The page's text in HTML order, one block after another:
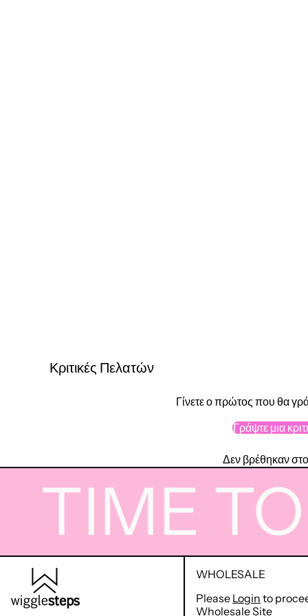
Κριτικές Πελατών
Γίνετε ο πρώτος που θα
Γράψτε μια
Δεν βρέθηκαν
TO
WHOLESALE
Please Login to
Wholesale Site